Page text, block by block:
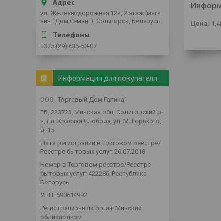
Цена:
ул. Железнодорожная 12а, 2 этаж (мага
зин "Дом Семян"), Солигорск, Беларусь
+375 (29) 636-50-07
Информация для покупателя
ООО "Торговый Дом Галина"
РБ, 223723, Минская обл, Солигорский р-
н, г.п. Красная Слобода, ул. М. Горького,
д. 15
Дата регистрации в Торговом реестре/
Реестре бытовых услуг: 26.07.2018
Номер в Торговом реестре/Реестре
бытовых услуг: 422286, Республика
Беларусь
УНП: 690614992
Регистрационный орган: Минский
облисполком